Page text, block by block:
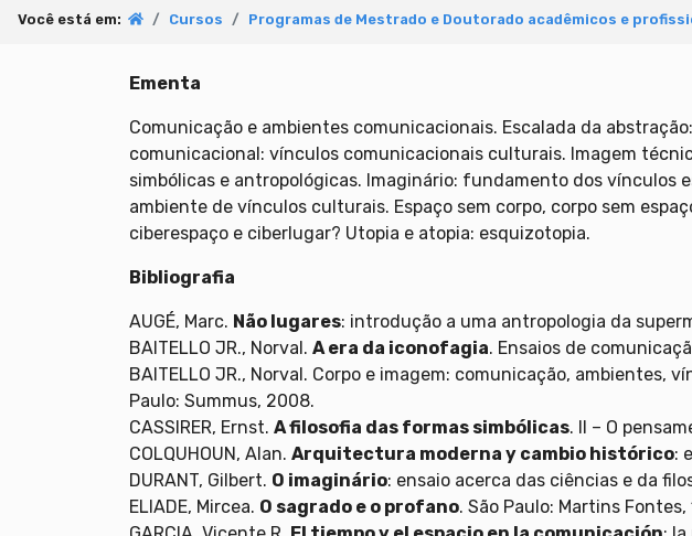
Você está em: Cursos Programas de Mestrado e Doutorado acadêmicos e
Ementa
Comunicação e ambientes comunicacionais. Escalada da
comunicacional: vínculos comunicacionais culturais. Imagem
simbólicas e antropológicas. Imaginário: fundamento dos vínculos
ambiente de vínculos culturais. Espaço sem corpo, corpo sem
ciberespaço e ciberlugar? Utopia e atopia: esquizotopia.
Bibliografia
AUGÉ, Marc. Não lugares: introdução a uma antropologia da
BAITELLO JR., Norval. A era da iconofagia. Ensaios de
BAITELLO JR., Norval. Corpo e imagem: comunicação, ambientes,
Paulo: Summus, 2008.
CASSIRER, Ernst. A filosofia das formas simbólicas. II – O
COLQUHOUN, Alan. Arquitectura moderna y cambio histórico:
DURANT, Gilbert. O imaginário: ensaio acerca das ciências e da
ELIADE, Mircea. O sagrado e o profano. São Paulo: Martins Fontes,